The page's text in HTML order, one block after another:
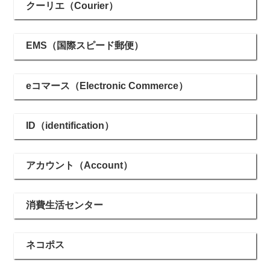
クーリエ（Courier）
EMS（国際スピード郵便）
eコマース（Electronic Commerce）
ID（identification）
アカウント（Account）
消費生活センター
ネコポス